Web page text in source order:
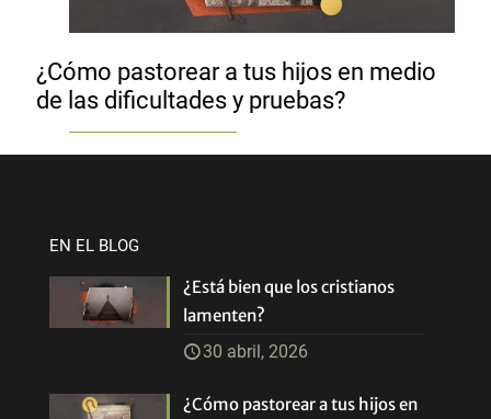
¿Cómo pastorear a tus hijos en medio
de las dificultades y pruebas?
EN EL BLOG
¿Está bien que los cristianos
lamenten?
30 abril, 2026
¿Cómo pastorear a tus hijos en